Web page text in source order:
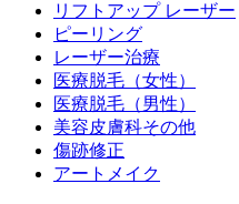
リフトアップ レーザー
ピーリング
レーザー治療
医療脱毛（女性）
医療脱毛（男性）
美容皮膚科その他
傷跡修正
アートメイク